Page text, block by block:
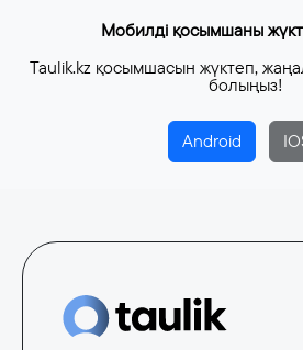
Мобилді қосымшаны
Taulik.kz қосымшасын жүктеп,
болыңыз!
Android